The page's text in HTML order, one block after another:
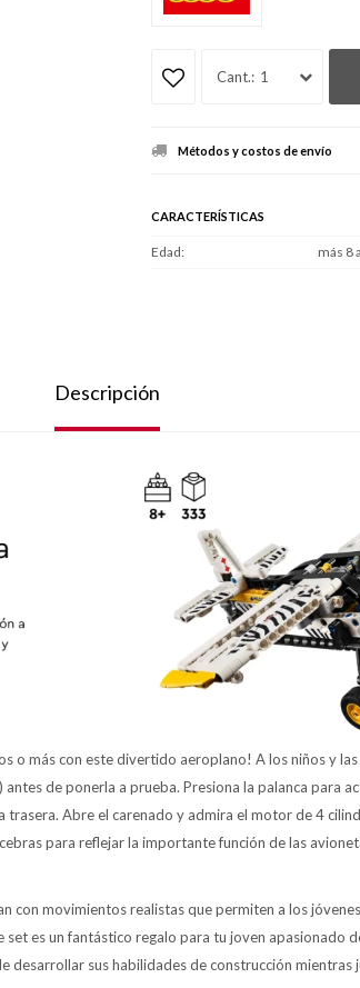
1
Métodos y costos de envío
CARACTERÍSTICAS
Edad más 8
Descripción
o más con este divertido aeroplano! A los niños y
de ponerla a prueba. Presiona la palanca para
trasera. Abre el carenado y admira el motor de 4
para reflejar la importante función de las
con movimientos realistas que permiten a los
set es un fantástico regalo para tu joven apasionado
desarrollar sus habilidades de construcción mientras